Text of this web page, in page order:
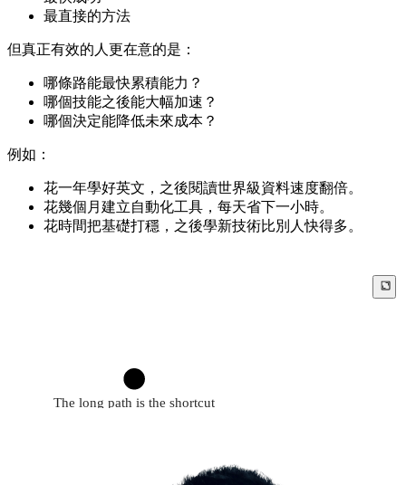
最直接的方法
但真正有效的人更在意的是：
哪條路能最快累積能力？
哪個技能之後能大幅加速？
哪個決定能降低未來成本？
例如：
花一年學好英文，之後閱讀世界級資料速度翻倍。
花幾個月建立自動化工具，每天省下一小時。
花時間把基礎打穩，之後學新技術比別人快得多。
The long path is the shortcut